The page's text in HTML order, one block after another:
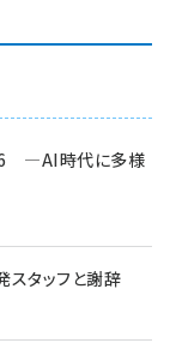
―AI時代に多様
タッフと謝辞